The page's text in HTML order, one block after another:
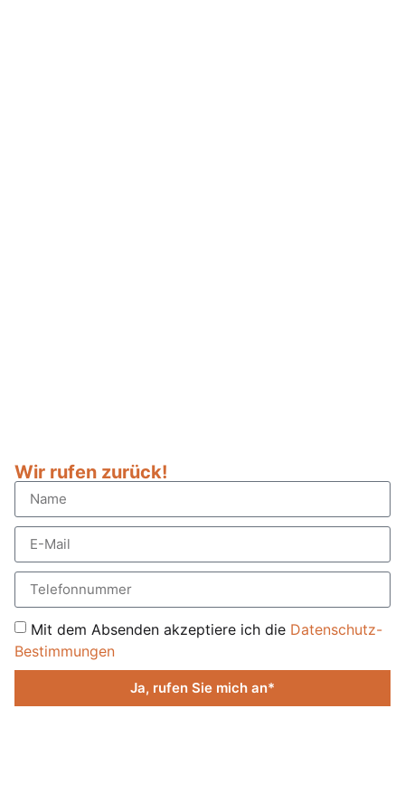
Wir rufen zurück!
Mit dem Absenden akzeptiere ich die Datenschutz-
Bestimmungen
Ja, rufen Sie mich an*